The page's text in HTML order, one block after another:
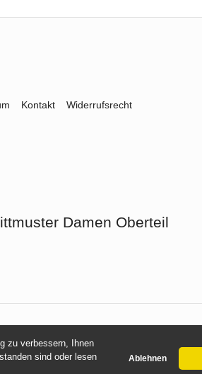
zu verbessern, Ihnen
sind oder lesen
Ablehnen
Kontakt Widerrufsrecht
Damen Oberteil